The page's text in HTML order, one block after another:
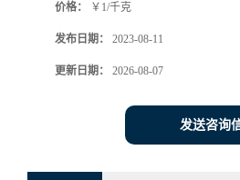
价格： ￥1/千克
发布日期： 2023-08-11
更新日期： 2026-08-07
发送咨询